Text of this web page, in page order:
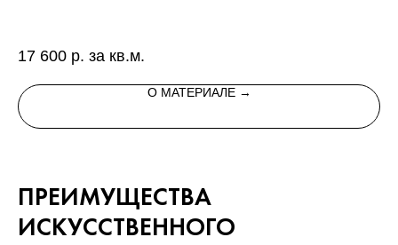
17 600 р. за кв.м.
О МАТЕРИАЛЕ →
ПРЕИМУЩЕСТВА
ИСКУССТВЕННОГО